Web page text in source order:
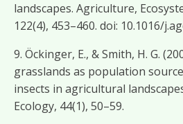
landscapes. Agriculture,
122(4), 453–460. doi: 10.1016/
9. Öckinger, E., & Smith, H. G.
grasslands as population
insects in agricultural
Ecology, 44(1), 50–59.